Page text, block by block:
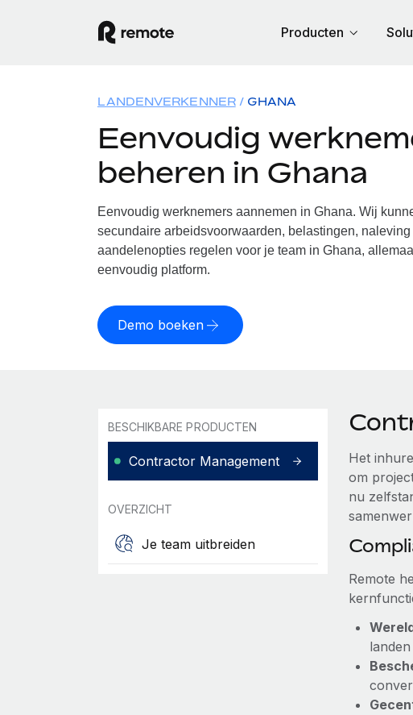
Producten
LANDENVERKENNER GHANA
Eenvoudig
beheren in Ghana
Eenvoudig werknemers aannemen in Ghana. Wij
secundaire arbeidsvoorwaarden, belastingen,
aandelenopties regelen voor je team in Ghana,
eenvoudig platform.
Demo boeken
BESCHIKBARE PRODUCTEN
Contractor Management
OVERZICHT
Je team uitbreiden
Het
om
nu
Remote